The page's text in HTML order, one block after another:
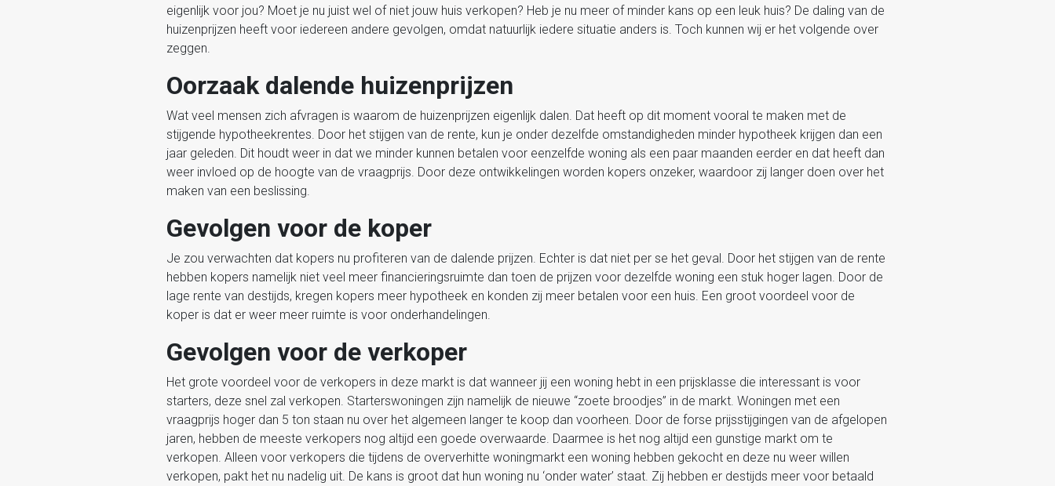
eigenlijk voor jou? Moet je nu juist wel of niet jouw huis verkopen? Heb je nu meer of minder kans op een leuk huis? De daling van de
huizenprijzen heeft voor iedereen andere gevolgen, omdat natuurlijk iedere situatie anders is. Toch kunnen wij er het volgende over
zeggen.
Oorzaak dalende huizenprijzen
Wat veel mensen zich afvragen is waarom de huizenprijzen eigenlijk dalen. Dat heeft op dit moment vooral te maken met de
stijgende hypotheekrentes. Door het stijgen van de rente, kun je onder dezelfde omstandigheden minder hypotheek krijgen dan een
jaar geleden. Dit houdt weer in dat we minder kunnen betalen voor eenzelfde woning als een paar maanden eerder en dat heeft dan
weer invloed op de hoogte van de vraagprijs. Door deze ontwikkelingen worden kopers onzeker, waardoor zij langer doen over het
maken van een beslissing.
Gevolgen voor de koper
Je zou verwachten dat kopers nu profiteren van de dalende prijzen. Echter is dat niet per se het geval. Door het stijgen van de rente
hebben kopers namelijk niet veel meer financieringsruimte dan toen de prijzen voor dezelfde woning een stuk hoger lagen. Door de
lage rente van destijds, kregen kopers meer hypotheek en konden zij meer betalen voor een huis. Een groot voordeel voor de
koper is dat er weer meer ruimte is voor onderhandelingen.
Gevolgen voor de verkoper
Het grote voordeel voor de verkopers in deze markt is dat wanneer jij een woning hebt in een prijsklasse die interessant is voor
starters, deze snel zal verkopen. Starterswoningen zijn namelijk de nieuwe “zoete broodjes” in de markt. Woningen met een
vraagprijs hoger dan 5 ton staan nu over het algemeen langer te koop dan voorheen. Door de forse prijsstijgingen van de afgelopen
jaren, hebben de meeste verkopers nog altijd een goede overwaarde. Daarmee is het nog altijd een gunstige markt om te
verkopen. Alleen voor verkopers die tijdens de oververhitte woningmarkt een woning hebben gekocht en deze nu weer willen
verkopen, pakt het nu nadelig uit. De kans is groot dat hun woning nu ‘onder water’ staat. Zij hebben er destijds meer voor betaald